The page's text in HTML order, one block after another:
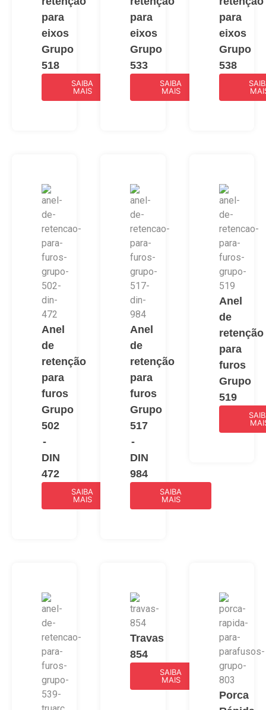
para
eixos
Grupo
518
SAIBA
MAIS
para
eixos
Grupo
533
SAIBA
MAIS
para
eixos
Grupo
538
Anel
de
retenção
para
furos
Grupo
502
-
DIN
472
SAIBA
MAIS
Anel
de
retenção
para
furos
Grupo
517
-
DIN
984
SAIBA
MAIS
Anel
de
retenção
para
furos
Grupo
519
Travas
854
SAIBA
MAIS
Porca